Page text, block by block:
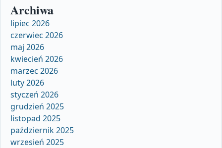
Archiwa
lipiec 2026
czerwiec 2026
maj 2026
kwiecień 2026
marzec 2026
luty 2026
styczeń 2026
grudzień 2025
listopad 2025
październik 2025
wrzesień 2025